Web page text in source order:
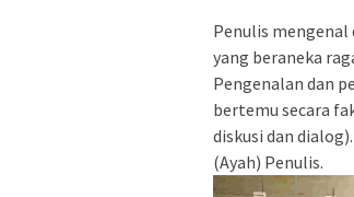
Penulis mengenal
yang beraneka
Pengenalan dan
bertemu secara
diskusi dan
(Ayah) Penulis.